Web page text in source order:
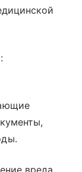
вреда